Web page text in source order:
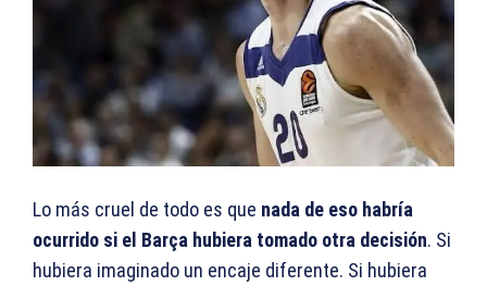
Lo más cruel de todo es que nada de eso habría
ocurrido si el Barça hubiera tomado otra decisión. Si
hubiera imaginado un encaje diferente. Si hubiera